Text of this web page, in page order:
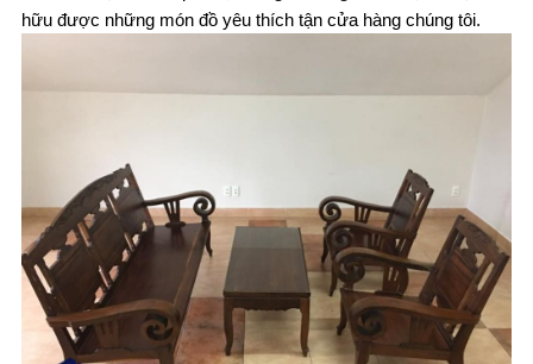
hữu được những món đồ yêu thích tận cửa hàng chúng tôi.